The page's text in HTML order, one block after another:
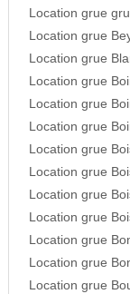
Location grue
Location grue
Location grue
Location grue
Location grue
Location grue
Location grue
Location grue
Location grue
Location grue
Location grue
Location grue
Location grue